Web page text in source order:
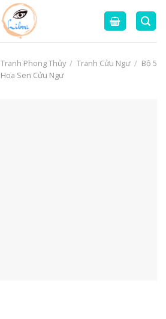
Tranh Phong Thủy / Tranh Cửu Ngư / Bộ 5
Hoa Sen Cửu Ngư